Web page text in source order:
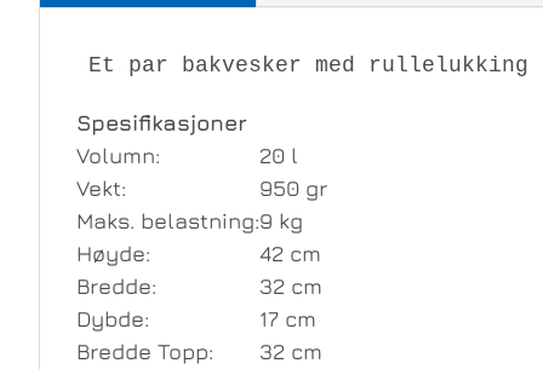
Et par bakvesker med
Spesifikasjoner
Volumn:
20 l
Vekt:
950 gr
Maks. belastning:9 kg
Høyde:
42 cm
Bredde:
32 cm
Dybde:
17 cm
Bredde Topp:
32 cm